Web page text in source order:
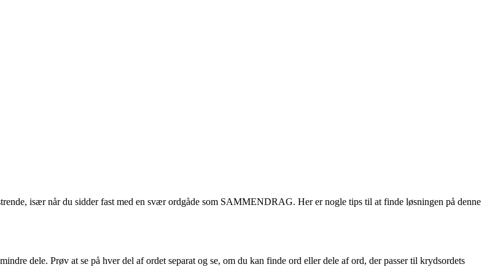
især når du sidder fast med en svær ordgåde som SAMMENDRAG. Her er nogle tips til at finde løsningen på denne
dele. Prøv at se på hver del af ordet separat og se, om du kan finde ord eller dele af ord, der passer til krydsordets